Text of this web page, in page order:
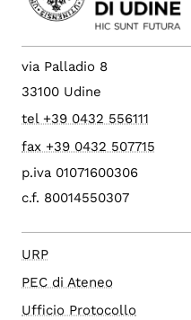
via Palladio 8
33100 Udine
tel +39 0432 556111
fax +39 0432 507715
p.iva 01071600306
c.f. 80014550307
URP
PEC di Ateneo
Ufficio Protocollo